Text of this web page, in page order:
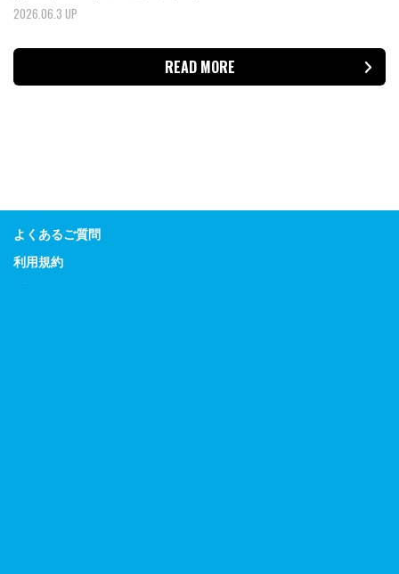
2026.06.3 UP
READ MORE
よくあるご質問
利用規約
プライバシーポリシー